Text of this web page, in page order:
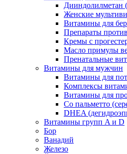
Дииндолилметан
Женские
Витамины для
Препараты
Кремы с
Масло примулы
Пренатальные
Витамины для мужчин
Витамины для
Комплексы
Витамины для
Со пальметто
DHEA
Витамины групп A и D
Бор
Ванадий
Железо